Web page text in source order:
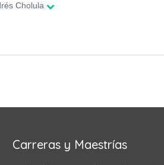
Cholula
Carreras y Maestrías